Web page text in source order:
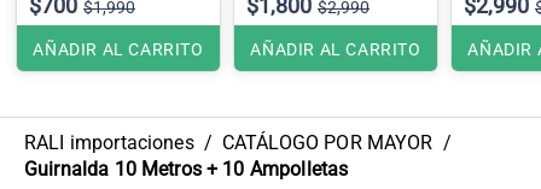
$700 $1,990
AÑADIR AL CARRITO
$1,800 $2,990
AÑADIR AL CARRITO
$2,990
AÑADIR
RALI importaciones / CATÁLOGO POR MAYOR /
Guirnalda 10 Metros + 10 Ampolletas